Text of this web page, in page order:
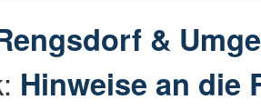
&
Hinweise an die